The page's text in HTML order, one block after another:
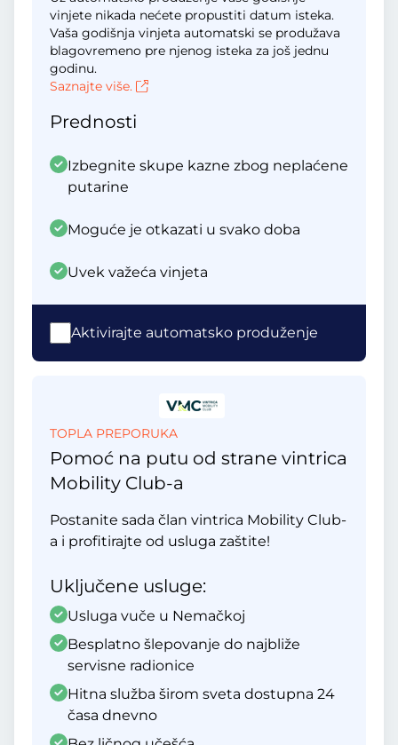
vinjete nikada nećete propustiti datum isteka.
Vaša godišnja vinjeta automatski se produžava
blagovremeno pre njenog isteka za još jednu
godinu.
Saznajte više.
Prednosti
Izbegnite skupe kazne zbog neplaćene
putarine
Moguće je otkazati u svako doba
Uvek važeća vinjeta
Aktivirajte automatsko produženje
TOPLA PREPORUKA
Pomoć na putu od strane vintrica
Mobility Club-a
Postanite sada član vintrica Mobility Club-
a i profitirajte od usluga zaštite!
Uključene usluge:
Usluga vuče u Nemačkoj
Besplatno šlepovanje do najbliže
servisne radionice
Hitna služba širom sveta dostupna 24
časa dnevno